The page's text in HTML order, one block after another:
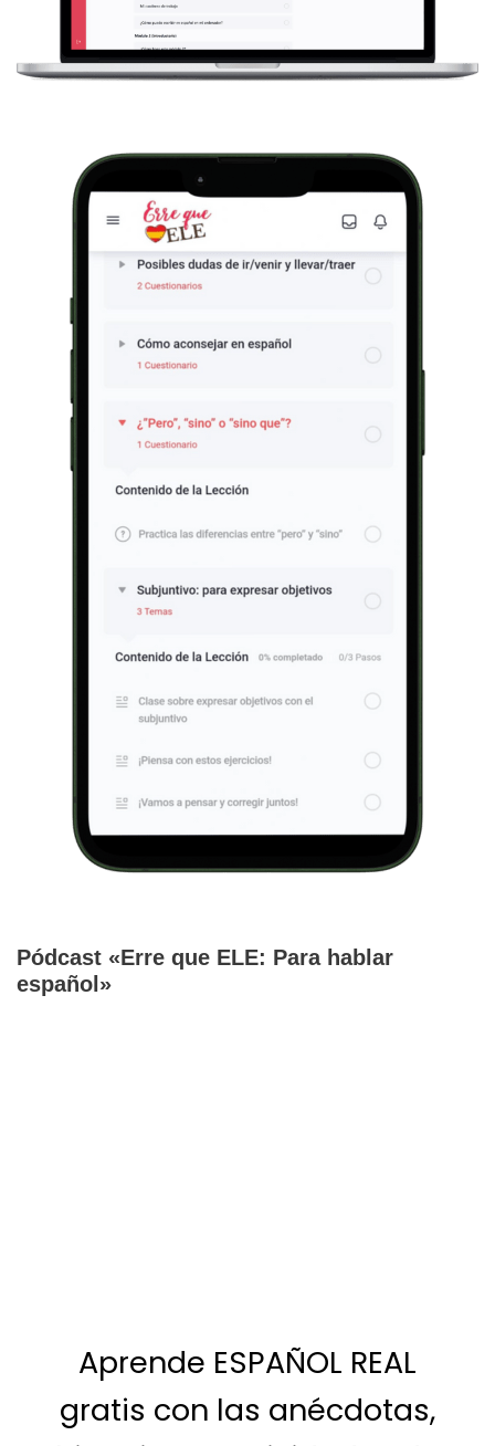
Pódcast «Erre que ELE: Para hablar
español»
Aprende ESPAÑOL REAL
gratis con las anécdotas,